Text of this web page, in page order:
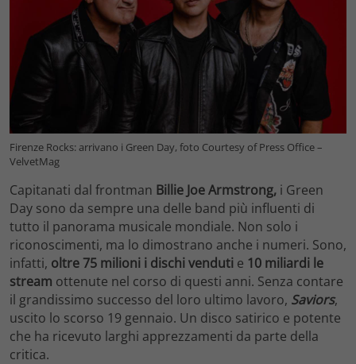
Firenze Rocks: arrivano i Green Day, foto Courtesy of Press Office –
VelvetMag
Capitanati dal frontman Billie Joe Armstrong, i Green
Day sono da sempre una delle band più influenti di
tutto il panorama musicale mondiale. Non solo i
riconoscimenti, ma lo dimostrano anche i numeri. Sono,
infatti, oltre 75 milioni i dischi venduti e 10 miliardi le
stream ottenute nel corso di questi anni. Senza contare
il grandissimo successo del loro ultimo lavoro, Saviors,
uscito lo scorso 19 gennaio. Un disco satirico e potente
che ha ricevuto larghi apprezzamenti da parte della
critica.